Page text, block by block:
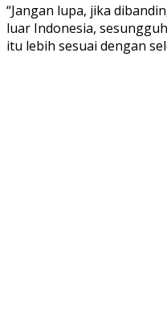
“Jangan lupa, jika
luar Indonesia,
itu lebih sesuai dengan